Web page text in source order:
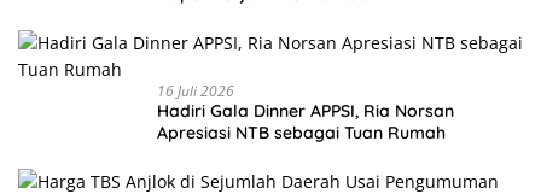
16 Juli 2026
Hadiri Gala Dinner APPSI, Ria Norsan
Apresiasi NTB sebagai Tuan Rumah